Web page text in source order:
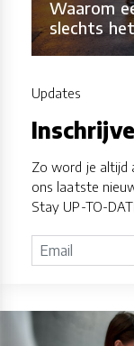
Waarom
slechts
Updates
Zo word je altijd
ons laatste
Stay UP-TO-